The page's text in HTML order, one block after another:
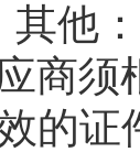
其他：
商须
的证